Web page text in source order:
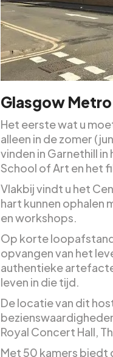
Glasgow
Het eerste wat u
alleen in de zomer
vinden in Garnethill
School of Art en het
Vlakbij vindt u het
hart kunnen
en workshops.
Op korte loopafstand
opvangen van het
authentieke
leven in die tijd.
De locatie van dit
Royal Concert Hall,
Met 50 kamers biedt